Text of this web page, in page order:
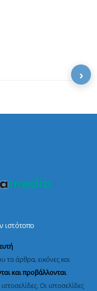
ιστότοπο
τα άρθρα, εικόνες και
και προβάλλονται
Οι ιστοσελίδες
›